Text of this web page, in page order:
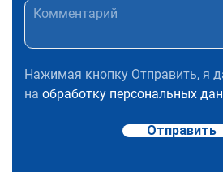
Нажимая кнопку Отправить, я
на обработку персональных
Отправить